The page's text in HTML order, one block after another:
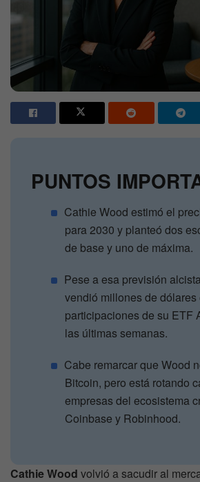
PUNTOS
Cathie Wood estimó el
para 2030 y planteó dos
de base y uno de máxima.
Pese a esa previsión
vendió millones de dólares
participaciones de su ETF
las últimas semanas.
Cabe remarcar que Wood
Bitcoin, pero está rotando
empresas del ecosistema
Coinbase y Robinhood.
Cathie Wood volvió a sacudir al